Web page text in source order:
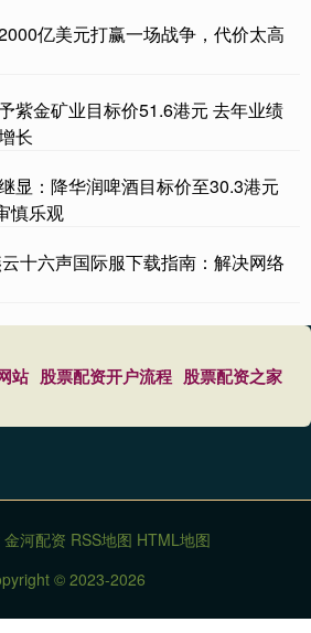
亿美元打赢一场战争，代价太高
紫金矿业目标价51.6港元 去年业绩
长
显：降华润啤酒目标价至30.3港元
慎乐观
十六声国际服下载指南：解决网络
站 股票配资开户流程 股票配资之家
金河配资 RSS地图 HTML地图
© 2023-2026